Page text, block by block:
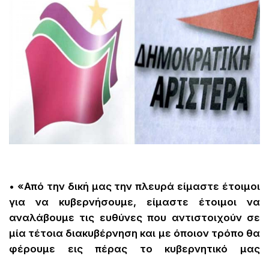
• «Από την δική μας την πλευρά είμαστε έτοιμοι
για να κυβερνήσουμε, είμαστε έτοιμοι να
αναλάβουμε τις ευθύνες που αντιστοιχούν σε
μία τέτοια διακυβέρνηση και με όποιον τρόπο θα
φέρουμε εις πέρας το κυβερνητικό μας